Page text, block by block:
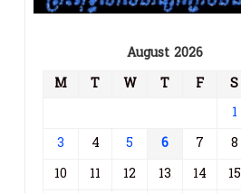
August 2026
M
T W T F S
1
3
4 5 6 7 8
10
11 12 13 14 15